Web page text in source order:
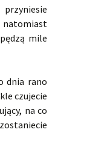
natomiast
mile
dnia rano
czujecie
na co